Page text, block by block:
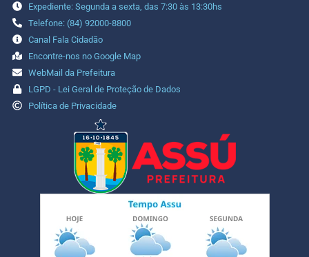
Expediente: Segunda a sexta, das 7:30 às 13:30hs
Telefone: (84) 92000-8800
Canal Fala Cidadão
Encontre-nos no Google Map
WebMail da Prefeitura
LGPD - Lei Geral de Proteção de Dados
Política de Privacidade